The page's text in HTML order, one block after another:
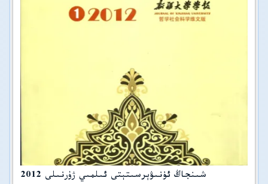
شىنجاڭ ئۇنىۋېرسىتېتى ئىلمىي ژۇرنىلى 2012